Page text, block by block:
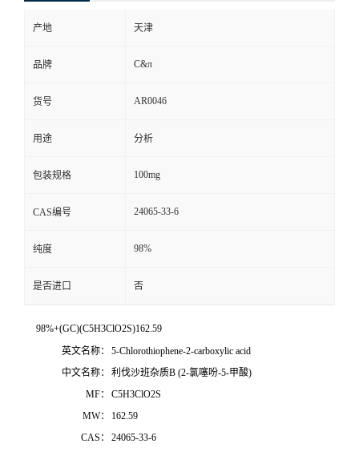
产地 天津
品牌 C&π
货号 AR0046
用途 分析
包装规格 100mg
CAS编号 24065-33-6
纯度 98%
是否进口 否
98%+(GC)(C5H3ClO2S)162.59
英文名称：
5-Chlorothiophene-2-carboxylic acid
中文名称：
利伐沙班杂质B (2-氯噻吩-5-甲酸)
MF：
C5H3ClO2S
MW：
162.59
CAS：
24065-33-6